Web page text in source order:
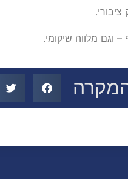
וגם מלווה שיקומי.